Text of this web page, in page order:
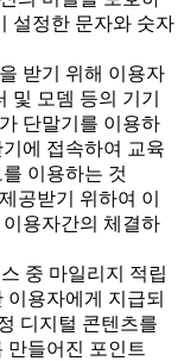
설정한 문자와 숫자
받기 위해 이용자
및 모뎀 등의 기기
단말기를 이용하
에 접속하여 교육
이용하는 것
공받기 위하여 이
용자간의 체결하
중 마일리지 적립
용자에게 지급되
디지털 콘텐츠를
만들어진 포인트